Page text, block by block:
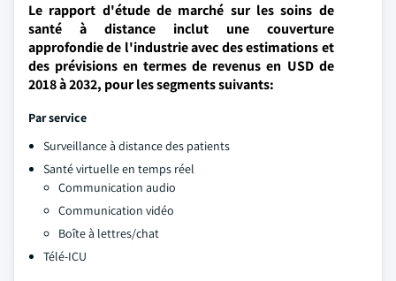
Le rapport d'étude de marché sur les soins de
santé à distance inclut une couverture
approfondie de l'industrie avec des estimations et
des prévisions en termes de revenus en USD de
2018 à 2032, pour les segments suivants:
Par service
Surveillance à distance des patients
Santé virtuelle en temps réel
Communication audio
Communication vidéo
Boîte à lettres/chat
Télé-ICU